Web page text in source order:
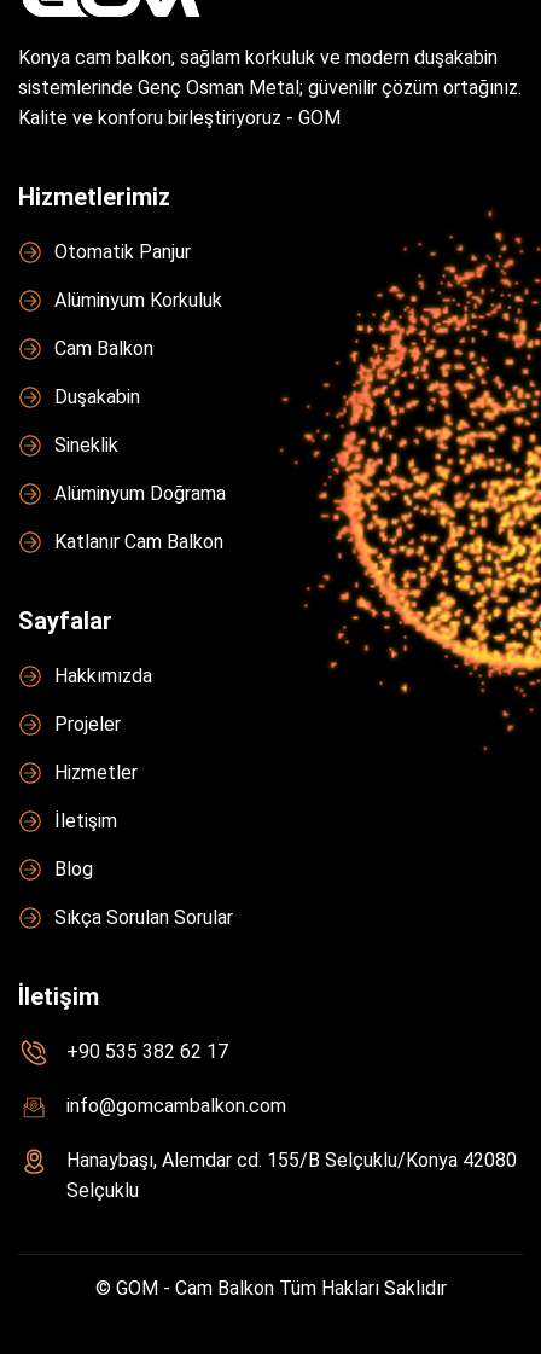
Konya cam balkon, sağlam korkuluk ve modern duşakabin
sistemlerinde Genç Osman Metal; güvenilir çözüm ortağınız.
Kalite ve konforu birleştiriyoruz - GOM
Hizmetlerimiz
Otomatik Panjur
Alüminyum Korkuluk
Cam Balkon
Duşakabin
Sineklik
Alüminyum Doğrama
Katlanır Cam Balkon
Sayfalar
Hakkımızda
Projeler
Hizmetler
İletişim
Blog
Sıkça Sorulan Sorular
İletişim
+90 535 382 62 17
info@gomcambalkon.com
Hanaybaşı, Alemdar cd. 155/B Selçuklu/Konya 42080
Selçuklu
© GOM - Cam Balkon Tüm Hakları Saklıdır